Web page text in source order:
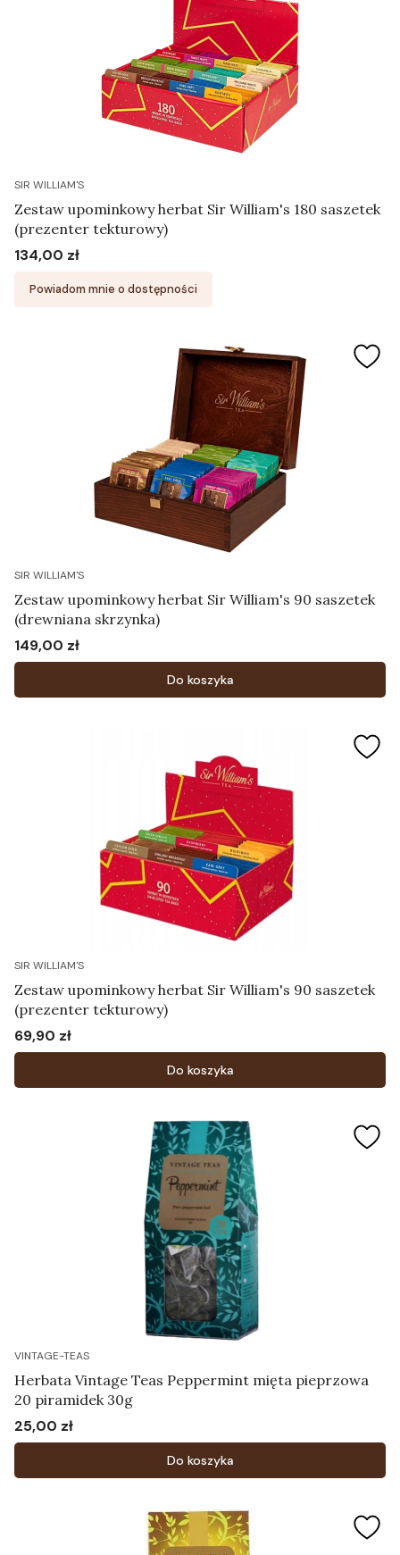
SIR WILLIAM'S
Zestaw upominkowy herbat Sir William's 180 saszetek
(prezenter tekturowy)
Cena
134,00 zł
Powiadom mnie o dostępności
SIR WILLIAM'S
Zestaw upominkowy herbat Sir William's 90 saszetek
(drewniana skrzynka)
Cena
149,00 zł
Do koszyka
SIR WILLIAM'S
Zestaw upominkowy herbat Sir William's 90 saszetek
(prezenter tekturowy)
Cena
69,90 zł
Do koszyka
VINTAGE-TEAS
Herbata Vintage Teas Peppermint mięta pieprzowa
20 piramidek 30g
Cena
25,00 zł
Do koszyka